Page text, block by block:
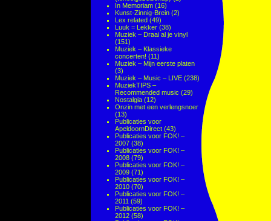
In Memoriam (16)
Kunst-Zinnig-Brein (2)
Lex related (49)
Luuk = Lekker (38)
Muziek – Draai al je vinyl
(151)
Muziek – Klassieke
concerten! (11)
Muziek – Mijn eerste platen
(3)
Muziek – Music – LIVE (238)
MuziekTIPS –
Recommended music (29)
Nostalgia (12)
Onzin met een verlengsnoer
(13)
Publicaties voor
ApeldoornDirect (43)
Publicaties voor FOK! –
2007 (38)
Publicaties voor FOK! –
2008 (79)
Publicaties voor FOK! –
2009 (71)
Publicaties voor FOK! –
2010 (70)
Publicaties voor FOK! –
2011 (59)
Publicaties voor FOK! –
2012 (58)